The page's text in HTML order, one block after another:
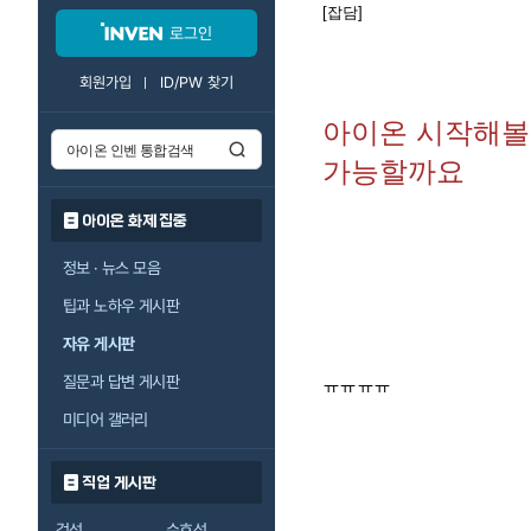
로그인
회원가입 ID/PW 찾기
아이온 화제 집중
정보 · 뉴스 모음
팁과 노하우 게시판
자유 게시판
질문과 답변 게시판
미디어 갤러리
직업 게시판
[잡담]
아이온 시작해
가능할까요
ㅠㅠㅠㅠ